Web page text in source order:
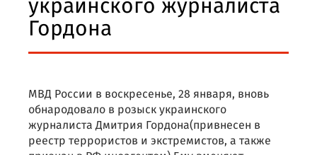
украинского журналиста
Гордона
МВД России в воскресенье, 28 января, вновь
обнародовало в розыск украинского
журналиста Дмитрия Гордона(привнесен в
реестр террористов и экстремистов, а также